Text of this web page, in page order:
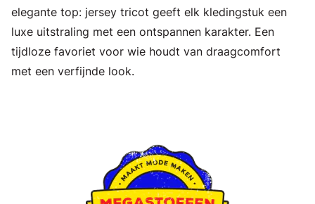
elegante top: jersey tricot geeft elk kledingstuk een
luxe uitstraling met een ontspannen karakter. Een
tijdloze favoriet voor wie houdt van draagcomfort
met een verfijnde look.